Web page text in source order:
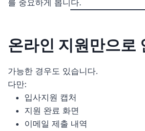
를 중요하게 봅니다.
온라인 지원만으로
가능한 경우도 있습니다.
다만:
입사지원 캡처
지원 완료 화면
이메일 제출 내역